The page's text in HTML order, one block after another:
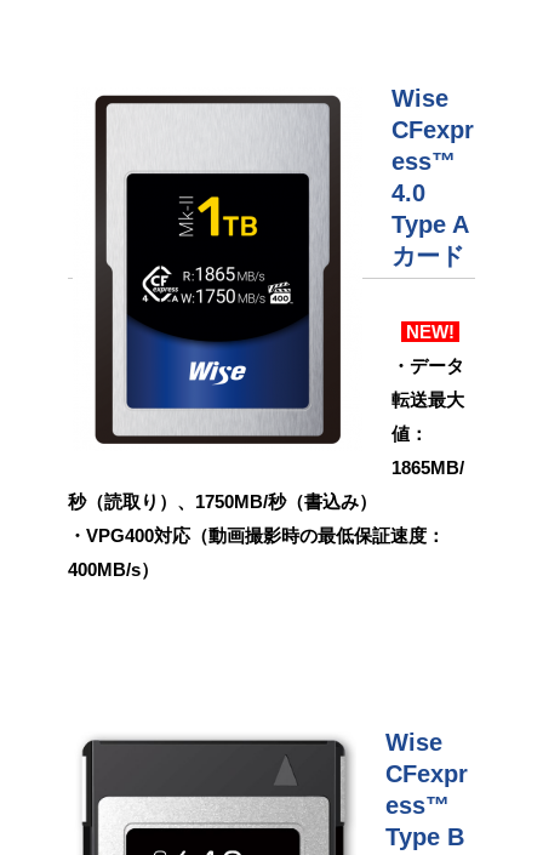
Wise
CFexpr
ess™
4.0
Type A
カード
NEW!
・データ
転送最大
値：
1865MB/
秒（読取り）、1750MB/秒（書込み）
・VPG400対応（動画撮影時の最低保証速度：
400MB/s）
Wise
CFexpr
ess™
Type B